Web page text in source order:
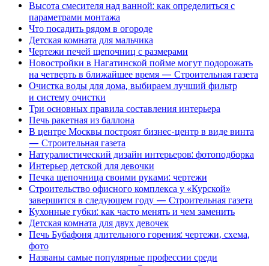
Высота смесителя над ванной: как определиться с
параметрами монтажа
Что посадить рядом в огороде
Детская комната для мальчика
Чертежи печей щепочниц с размерами
Новостройки в Нагатинской пойме могут подорожать
на четверть в ближайшее время — Строительная газета
Очистка воды для дома, выбираем лучший фильтр
и систему очистки
Три основных правила составления интерьера
Печь ракетная из баллона
В центре Москвы построят бизнес-центр в виде винта
— Строительная газета
Натуралистический дизайн интерьеров: фотоподборка
Интерьер детской для девочки
Печка щепочница своими руками: чертежи
Строительство офисного комплекса у «Курской»
завершится в следующем году — Строительная газета
Кухонные губки: как часто менять и чем заменить
Детская комната для двух девочек
Печь Бубафоня длительного горения: чертежи, схема,
фото
Названы самые популярные профессии среди